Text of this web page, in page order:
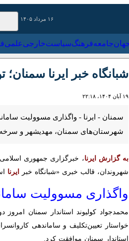
ورزش جهان جامعه فرهنگ
شبانگاه خبر ایرنا
سمنان - ایرنا - واگذاری مسوولیت
شهرستان‌های سمنان، مهدیشهر و سرخه با
به گزارش ایرنا ، خبرگزاری جمهوری اسلامی (
شهروندان، قالب خبری «شبانگاه خبر
ایرنا
واگذاری مسوولیت
محمدجواد کولیوند استاندار سمنان
تعیین‌تکلیف و ساماندهی کاروانسرای
موافقت کرد.